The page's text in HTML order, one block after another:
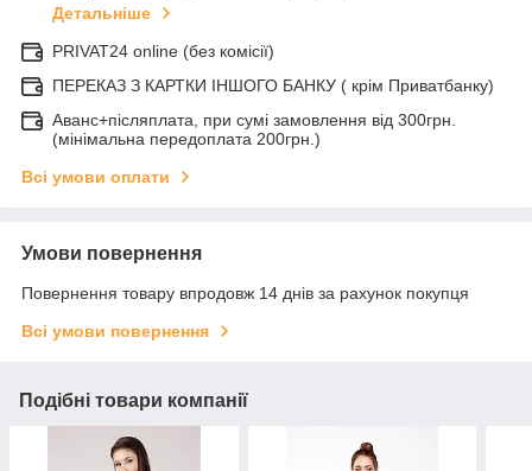
Детальніше
PRIVAT24 online (без комісії)
ПЕРЕКАЗ З КАРТКИ ІНШОГО БАНКУ ( крім Приватбанку)
Аванс+післяплата, при сумі замовлення від 300грн.
(мінімальна передоплата 200грн.)
Всі умови оплати
Умови повернення
Повернення товару впродовж 14 днів за рахунок покупця
Всі умови повернення
Подібні товари компанії